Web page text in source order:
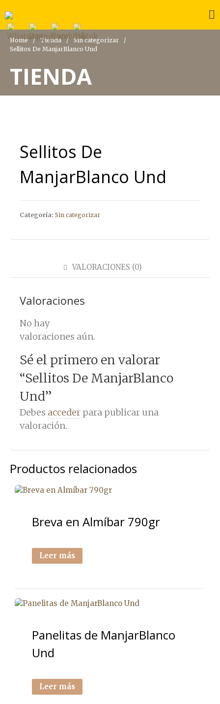
ACERCA NUESTRO
De La Provincia
Home / Tienda / Sin categorizar
/
Sellitos De ManjarBlanco Und
TIENDA
Sellitos De
ManjarBlanco Und
Categoría: Sin categorizar
VALORACIONES (0)
Valoraciones
No hay
valoraciones aún.
Sé el primero en valorar
“Sellitos De ManjarBlanco
Und”
Debes acceder para publicar una
valoración.
Productos relacionados
Breva en Almíbar 790gr
Leer más
Panelitas de ManjarBlanco
Und
Leer más